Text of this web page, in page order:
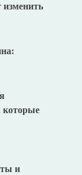
изменить
которые
и